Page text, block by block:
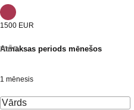
1500 EUR
Atmaksas periods mēnešos
mēn.
1 mēnesis